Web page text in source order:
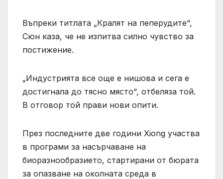
Въпреки титлата „Кралят на пеперудите“,
Сюн каза, че не изпитва силно чувство за
постижение.
„Индустрията все още е нишова и сега е
достигнала до тясно място“, отбеляза той.
В отговор той прави нови опити.
През последните две години Xiong участва
в програми за насърчаване на
биоразнообразието, стартирани от бюрата
за опазване на околната среда в